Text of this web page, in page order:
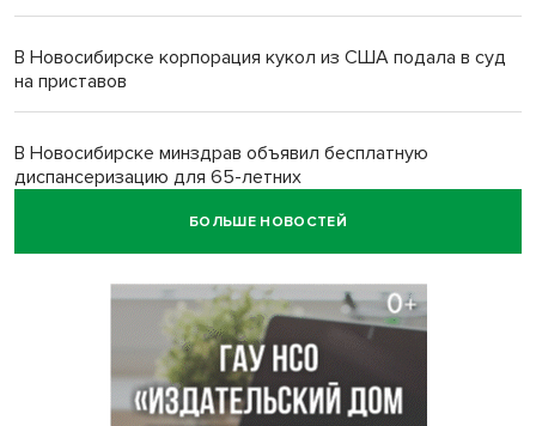
В Новосибирске корпорация кукол из США подала в суд
на приставов
В Новосибирске минздрав объявил бесплатную
диспансеризацию для 65-летних
БОЛЬШЕ НОВОСТЕЙ